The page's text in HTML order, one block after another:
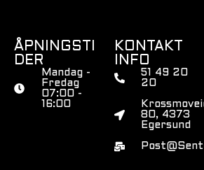
ÅPNINGSTI
DER
Mandag -
Fredag
07:00 -
16:00
KONTAKT
INFO
51 49 20
20
80, 4373
Egersund